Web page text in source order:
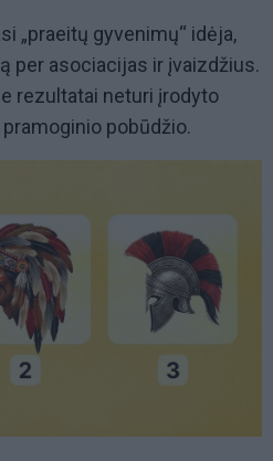
„praeitų gyvenimų“ idėja,
per asociacijas ir įvaizdžius.
rezultatai neturi įrodyto
pobūdžio.